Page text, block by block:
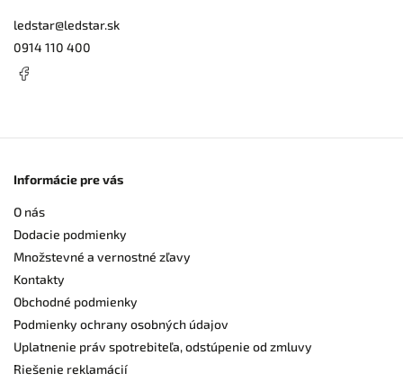
ledstar@ledstar.sk
0914 110 400
Informácie pre vás
O nás
Dodacie podmienky
Množstevné a vernostné zľavy
Kontakty
Obchodné podmienky
Podmienky ochrany osobných údajov
Uplatnenie práv spotrebiteľa, odstúpenie od zmluvy
Riešenie reklamácií